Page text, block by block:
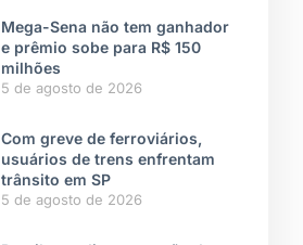
Mega-Sena não tem ganhador
e prêmio sobe para R$ 150
milhões
5 de agosto de 2026
Com greve de ferroviários,
usuários de trens enfrentam
trânsito em SP
5 de agosto de 2026